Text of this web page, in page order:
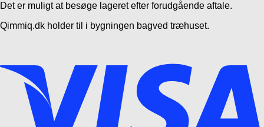
Det er muligt at besøge lageret efter forudgående aftale.
Qimmiq.dk holder til i bygningen bagved træhuset.